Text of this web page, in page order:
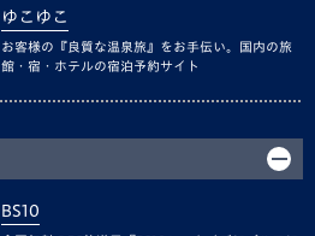
ゆこゆこ
お客様の『良質な温泉旅』をお手伝い。国内の旅
館・宿・ホテルの宿泊予約サイト
BS10